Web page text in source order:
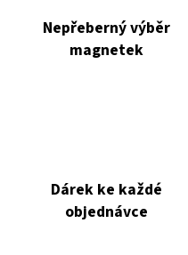
Nepřeberný výběr
magnetek
Dárek ke každé
objednávce